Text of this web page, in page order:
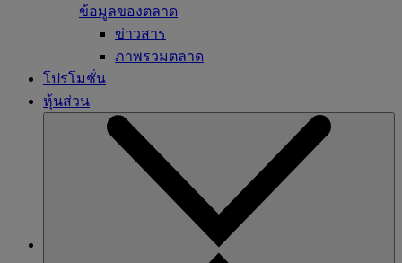
ข้อมูลของตลาด
ข่าวสาร
ภาพรวมตลาด
โปรโมชั่น
หุ้นส่วน